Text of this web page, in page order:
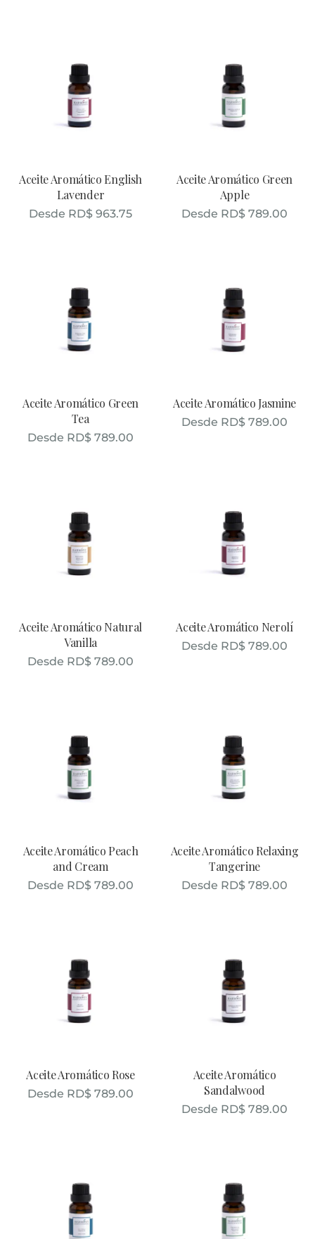
Aceite Aromático English
Lavender
Desde RD$ 963.75
Aceite Aromático Green
Apple
Desde RD$ 789.00
Aceite Aromático Green
Tea
Desde RD$ 789.00
Aceite Aromático Jasmine
Desde RD$ 789.00
Aceite Aromático Natural
Vanilla
Desde RD$ 789.00
Aceite Aromático Nerolí
Desde RD$ 789.00
Aceite Aromático Peach
and Cream
Desde RD$ 789.00
Aceite Aromático Relaxing
Tangerine
Desde RD$ 789.00
Aceite Aromático Rose
Desde RD$ 789.00
Aceite Aromático
Sandalwood
Desde RD$ 789.00